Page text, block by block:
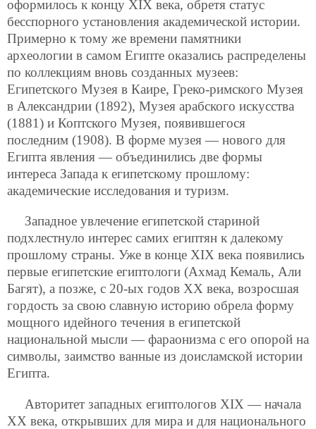
оформилось к концу XIX века, обретя статус
бесспорного установления академической истории.
Примерно к тому же времени памятники
археологии в самом Египте оказались распределены
по коллекциям вновь созданных музеев:
Египетского Музея в Каире, Греко-римского Музея
в Александрии (1892), Музея арабского искусства
(1881) и Коптского Музея, появившегося
последним (1908). В форме музея — нового для
Египта явления — объединились две формы
интереса Запада к египетскому прошлому:
академические исследования и туризм.
Западное увлечение египетской стариной
подхлестнуло интерес самих египтян к далекому
прошлому страны. Уже в конце XIX века появились
первые египетские египтологи (Ахмад Кемаль, Али
Багят), а позже, с 20-ых годов XX века, возросшая
гордость за свою славную историю обрела форму
мощного идейного течения в египетской
национальной мысли — фараонизма с его опорой на
символы, заимство ванные из доисламской истории
Египта.
Авторитет западных египтологов XIX — начала
XX века, открывших для мира и для национального